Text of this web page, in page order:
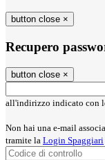
button close ×
Recupero
button close ×
all'indirizzo indicato con
Non hai una e-mail
tramite la Login Spaggiari